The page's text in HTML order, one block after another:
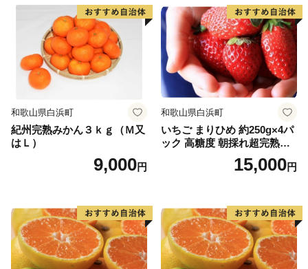
和歌山県白浜町
紀州完熟みかん３ｋｇ（Ｍ又
はＬ）
9,000円
和歌山県白浜町
いちご まりひめ 約250g×4パ
ック 高糖度 朝採れ超完熟ま
りひめ 1月以降発送分15,000円